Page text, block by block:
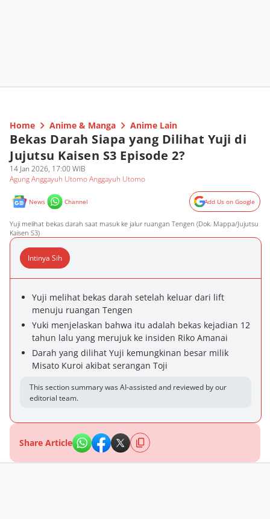
Home Anime & Manga Anime Lain
Bekas Darah Siapa yang Dilihat Yuji di
Jujutsu Kaisen S3 Episode 2?
14 Jan 2026, 17:00 WIB
Agung Anggayuh Utomo Anggayuh Utomo
News Channel Add Us on Google
Yuji melihat bekas darah saat masuk ke jalur ruangan Tengen (Dok. Mappa/Jujutsu
Kaisen S3)
Intinya Sih
Yuji melihat bekas darah setelah keluar dari lift
menuju ruangan Tengen
Yuki menjelaskan bahwa itu adalah bekas kejadian 12
tahun lalu yang merujuk ke insiden Riko Amanai
Darah yang dilihat Yuji kemungkinan besar milik
Misato Kuroi akibat serangan Toji
This section summary was AI-assisted and reviewed by our
editorial team.
Share Article